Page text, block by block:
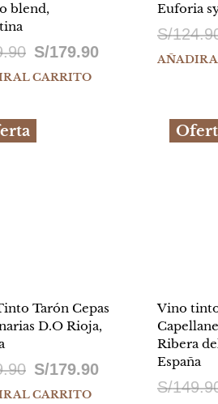
blend,
El
precio
S/179.90El
AL CARRITO
Euforia
S/
AÑADIR
Tarón Cepas
D.O Rioja,
El
precio
S/179.90El
AL CARRITO
Vino
Ribera
España
S/